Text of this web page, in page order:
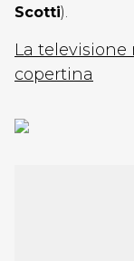
Scotti).
La televisione
copertina